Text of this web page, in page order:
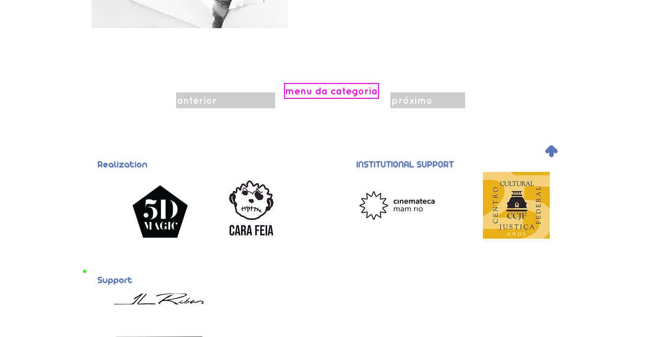
anterior
menu da categoria
próximo
Realization INSTITUTIONAL SUPPORT
.
Support